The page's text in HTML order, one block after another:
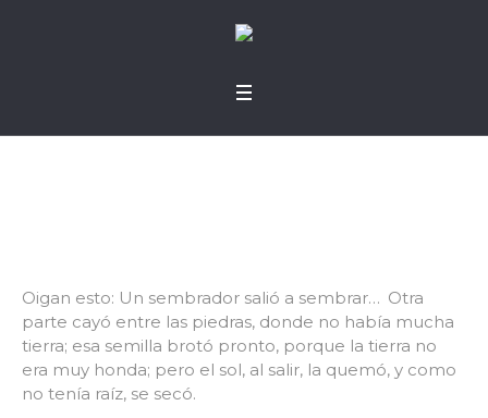
Oigan esto: Un sembrador salió a sembrar… Otra
parte cayó entre las piedras, donde no había mucha
tierra; esa semilla brotó pronto, porque la tierra no
era muy honda; pero el sol, al salir, la quemó, y como
no tenía raíz, se secó.